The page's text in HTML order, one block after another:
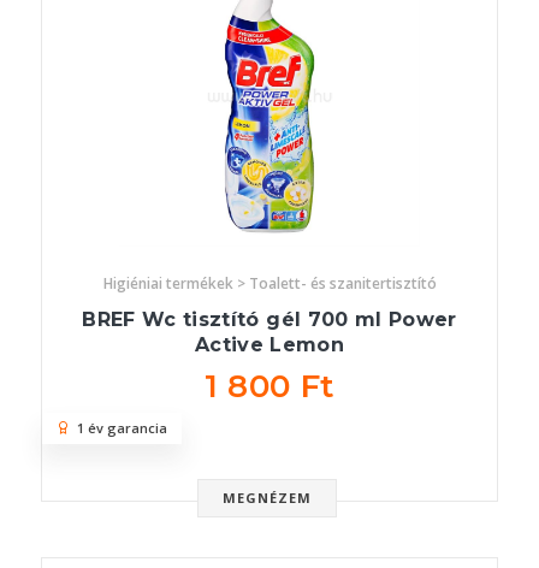
Higiéniai termékek > Toalett- és szanitertisztító
BREF Wc tisztító gél 700 ml Power
Active Lemon
1 800 Ft
MEGNÉZEM
1 év garancia